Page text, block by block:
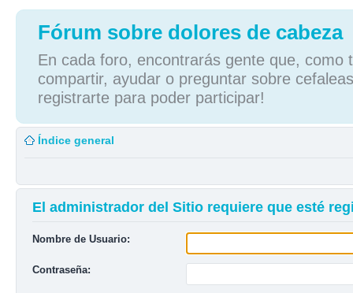
Fórum sobre dolores de cabeza
En cada foro, encontrarás gente que, como
compartir, ayudar o preguntar sobre
registrarte para poder participar!
Índice general
El administrador del Sitio requiere que esté
Nombre de Usuario:
Contraseña: